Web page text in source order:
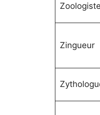
Zoologiste
Zingueur